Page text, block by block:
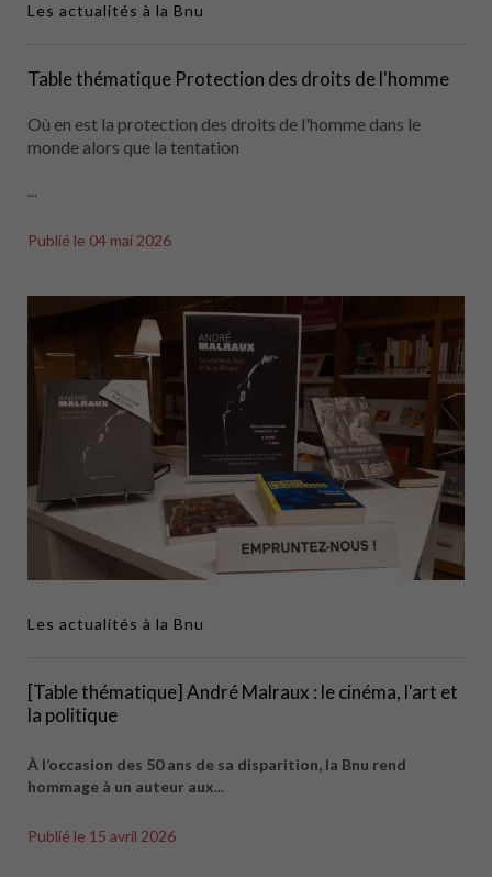
Les actualités à la Bnu
Table thématique Protection des droits de l'homme
Où en est la protection des droits de l'homme dans le
monde alors que la tentation
...
Publié le 04 mai 2026
Les actualités à la Bnu
[Table thématique] André Malraux : le cinéma, l'art et
la politique
À l’occasion des 50 ans de sa disparition, la Bnu rend
hommage à un auteur aux...
Publié le 15 avril 2026